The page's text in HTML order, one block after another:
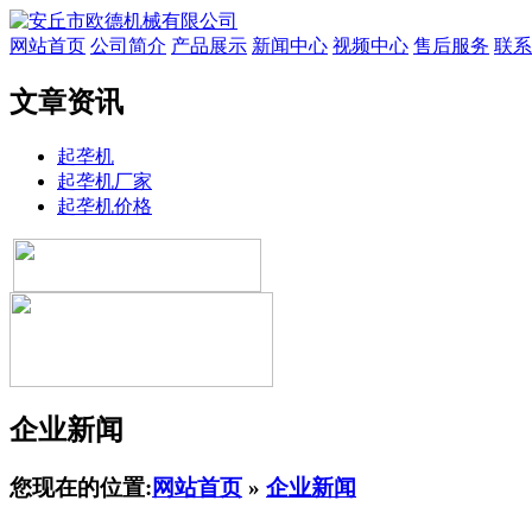
网站首页 公司简介 产品展示 新闻中心 视频中心 售后服务 联
文章资讯
起垄机
起垄机厂家
起垄机价格
企业新闻
您现在的位置:网站首页 » 企业新闻